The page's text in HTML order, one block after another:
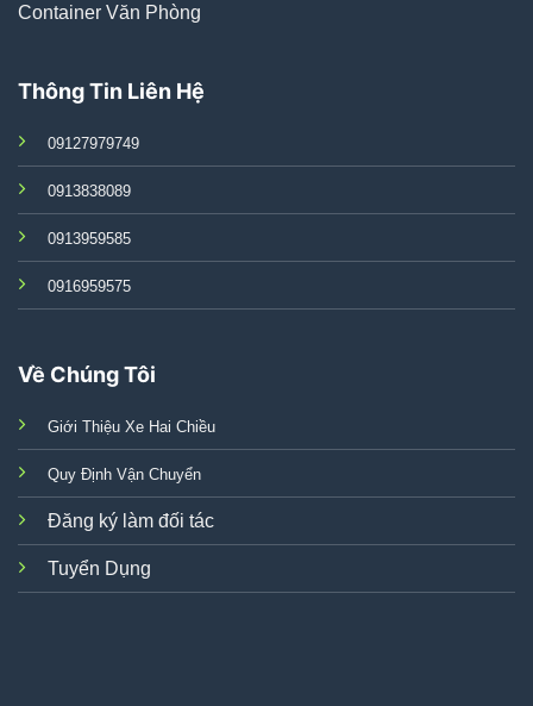
Container Văn Phòng
Thông Tin Liên Hệ
09127979749
0913838089
0913959585
0916959575
Về Chúng Tôi
Giới Thiệu Xe Hai Chiều
Quy Định Vận Chuyển
Đăng ký làm đối tác
Tuyển Dụng